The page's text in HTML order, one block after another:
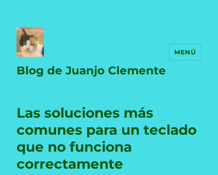
Blog de Juanjo Clemente
MENÚ
Las soluciones más
comunes para un teclado
que no funciona
correctamente